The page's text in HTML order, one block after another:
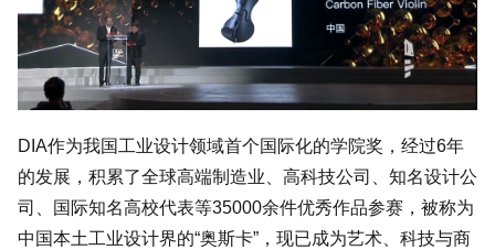
DIA作为我国工业设计领域首个国际化的学院奖，经过6年
的发展，积累了全球高端制造业、高科技公司、知名设计公
司、国际知名高校代表等35000余件优秀作品参赛，被称为
中国本土工业设计界的“奥斯卡”，现已成为艺术、科技与商